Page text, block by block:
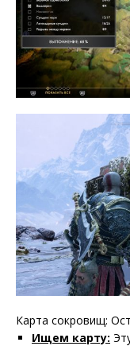
Карта сокровищ:
Ищем карту: